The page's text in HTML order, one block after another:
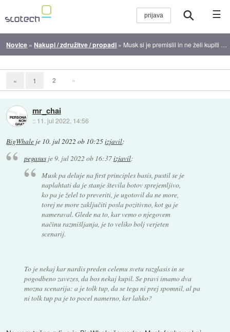
☰
Novice » Nakupi / združitve / propadi » Musk si je premislil in ne želi kupiti Twitterja
« 1 2 »
mr_chai
:: 11. jul 2022, 14:56
BigWhale je 10. jul 2022 ob 10:25izjavil:
pegasusje9. jul 2022 ob 16:37izjavil:
Musk pa deluje na first principles basis, pustil se je
naplahtati da je stanje števila botov sprejemljivo,
ko pa je želel to preveriti, je ugotovil da ne more,
torej ne more zaključiti posla pozitivno, kot ga je
nameraval. Glede na to, kar vemo o njegovem
načinu razmišljanja, je to veliko bolj verjeten
scenarij.
To je nekaj kar nardis preden celemu svetu razglasis in se
pogodbeno zavezes, da bos nekaj kupil. Se pravi imamo dva
mozna scenarija: a je tolk tup, da se tega ni prej spomnil, al pa
ni tolk tup pa je to pocel namerno, ker lahko?